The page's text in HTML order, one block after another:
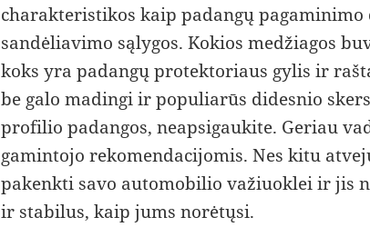
charakteristikos kaip padangų
sandėliavimo sąlygos. Kokios medžiagos
koks yra padangų protektoriaus gylis ir
be galo madingi ir populiarūs didesnio
profilio padangos, neapsigaukite. Geriau
gamintojo rekomendacijomis. Nes kitu
pakenkti savo automobilio važiuoklei ir jis
ir stabilus, kaip jums norėtųsi.